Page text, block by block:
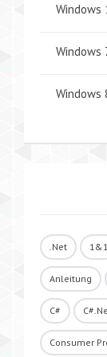
Windows
Windows
Windows
.Net 1&1
Anleitung
C#
Consumer